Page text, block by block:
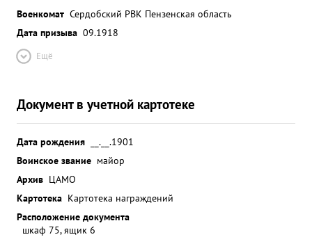
Военкомат Сердобский РВК Пензенская область
Дата призыва 09.1918
Ещё
Документ в учетной картотеке
Дата рождения
__.__.1901
Воинское звание майор
Архив ЦАМО
Картотека Картотека награждений
Расположение документа
шкаф 75, ящик 6